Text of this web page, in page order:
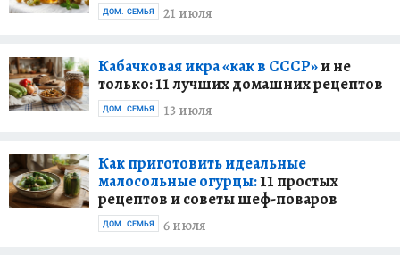
21 июля
ДОМ. СЕМЬЯ
Кабачковая икра «как в СССР»и не
только: 11 лучших домашних рецептов
13 июля
ДОМ. СЕМЬЯ
Как приготовить идеальные
малосольные огурцы:11 простых
рецептов и советы шеф-поваров
6 июля
ДОМ. СЕМЬЯ